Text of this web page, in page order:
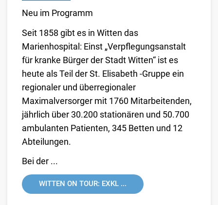
Neu im Programm
Seit 1858 gibt es in Witten das
Marienhospital: Einst „Verpflegungsanstalt
für kranke Bürger der Stadt Witten“ ist es
heute als Teil der St. Elisabeth -Gruppe ein
regionaler und überregionaler
Maximalversorger mit 1760 Mitarbeitenden,
jährlich über 30.200 stationären und 50.700
ambulanten Patienten, 345 Betten und 12
Abteilungen.
Bei der ...
WITTEN ON TOUR: EXKL ...